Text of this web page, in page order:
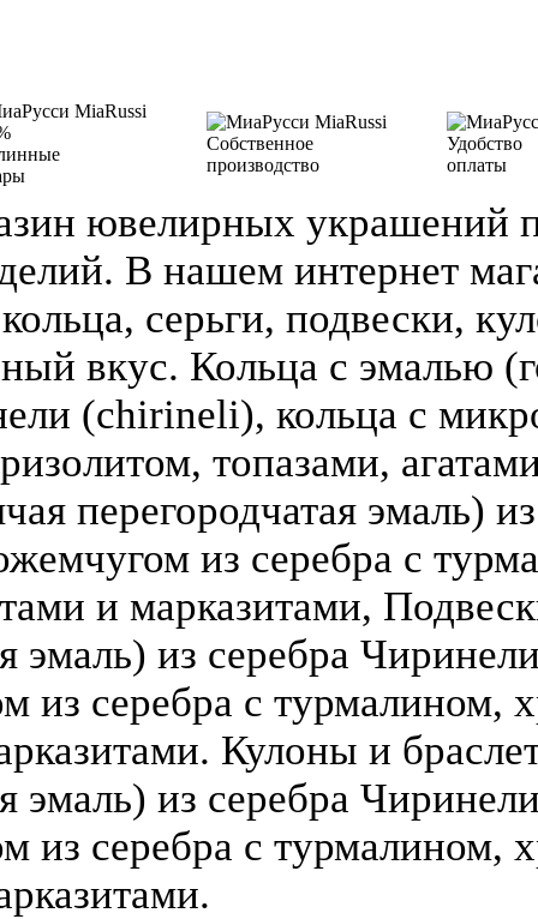
Собственное
производство
Удобство
оплаты
ювелирных украшений
В нашем интернет
серьги, подвески,
вкус. Кольца с эмалью
(chirineli), кольца с
топазами,
перегородчатая эмаль)
из серебра с
и марказитами,
эмаль) из серебра
из серебра с турмалином,
Кулоны и
эмаль) из серебра
из серебра с турмалином,